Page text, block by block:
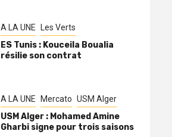
A LA UNE Les Verts
ES Tunis : Kouceila Boualia
résilie son contrat
A LA UNE Mercato USM Alger
USM Alger : Mohamed Amine
Gharbi signe pour trois saisons